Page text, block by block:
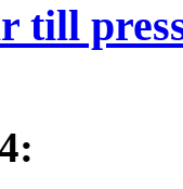
till
: